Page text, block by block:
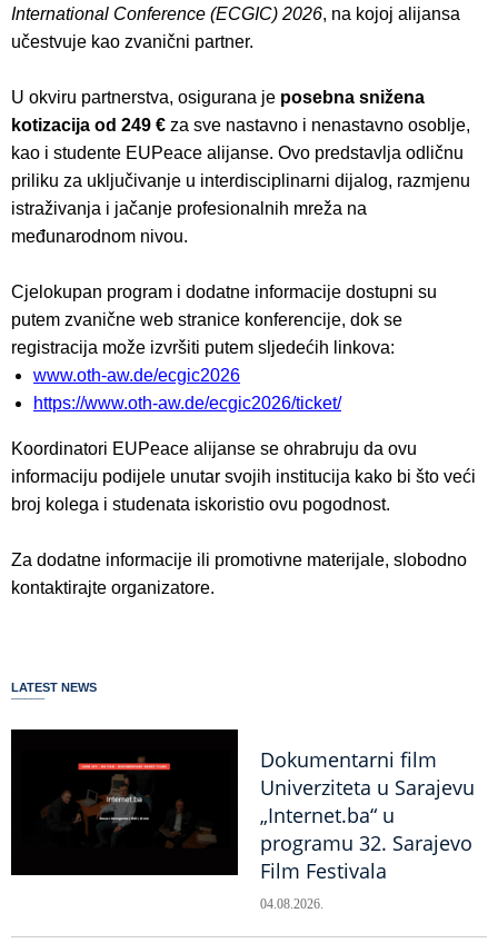
International Conference (ECGIC) 2026, na kojoj alijansa
učestvuje kao zvanični partner.
U okviru partnerstva, osigurana je posebna snižena
kotizacija od 249 € za sve nastavno i nenastavno osoblje,
kao i studente EUPeace alijanse. Ovo predstavlja odličnu
priliku za uključivanje u interdisciplinarni dijalog, razmjenu
istraživanja i jačanje profesionalnih mreža na
međunarodnom nivou.
Cjelokupan program i dodatne informacije dostupni su
putem zvanične web stranice konferencije, dok se
registracija može izvršiti putem sljedećih linkova:
www.oth-aw.de/ecgic2026
https://www.oth-aw.de/ecgic2026/ticket/
Koordinatori EUPeace alijanse se ohrabruju da ovu
informaciju podijele unutar svojih institucija kako bi što veći
broj kolega i studenata iskoristio ovu pogodnost.
Za dodatne informacije ili promotivne materijale, slobodno
kontaktirajte organizatore.
LATEST NEWS
Dokumentarni film
Univerziteta u Sarajevu
„Internet.ba“ u
programu 32. Sarajevo
Film Festivala
04.08.2026.